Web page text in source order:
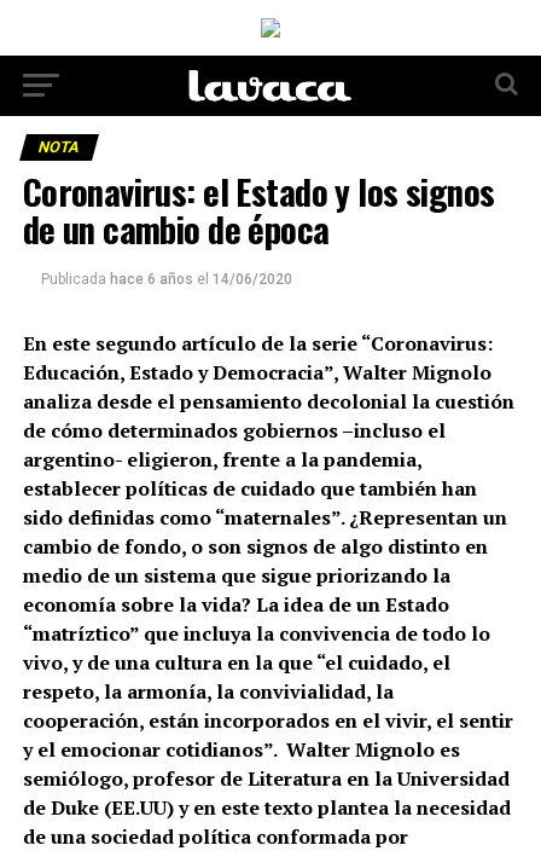
NOTA
Coronavirus: el Estado y los signos
de un cambio de época
Publicada hace 6 años el 14/06/2020
En este segundo artículo de la serie “Coronavirus:
Educación, Estado y Democracia”, Walter Mignolo
analiza desde el pensamiento decolonial la cuestión
de cómo determinados gobiernos –incluso el
argentino- eligieron, frente a la pandemia,
establecer políticas de cuidado que también han
sido definidas como “maternales”. ¿Representan un
cambio de fondo, o son signos de algo distinto en
medio de un sistema que sigue priorizando la
economía sobre la vida? La idea de un Estado
“matríztico” que incluya la convivencia de todo lo
vivo, y de una cultura en la que “el cuidado, el
respeto, la armonía, la convivialidad, la
cooperación, están incorporados en el vivir, el sentir
y el emocionar cotidianos”. Walter Mignolo es
semiólogo, profesor de Literatura en la Universidad
de Duke (EE.UU) y en este texto plantea la necesidad
de una sociedad política conformada por